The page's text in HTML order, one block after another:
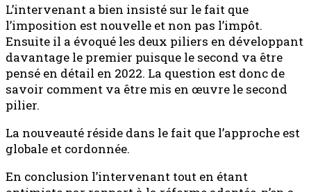
L’intervenant a bien insisté sur le fait que
l’imposition est nouvelle et non pas l’impôt.
Ensuite il a évoqué les deux piliers en développant
davantage le premier puisque le second va être
pensé en détail en 2022. La question est donc de
savoir comment va être mis en œuvre le second
pilier.
La nouveauté réside dans le fait que l’approche est
globale et cordonnée.
En conclusion l’intervenant tout en étant